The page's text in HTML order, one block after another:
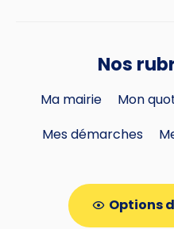
Nos
Ma mairie Mon
Mes démarches
Options